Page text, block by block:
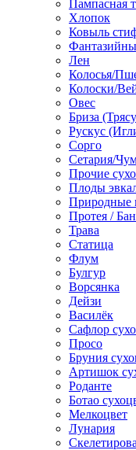
Пампасная
Хлопок
Ковыль
Лен
Колосья/
Колоски/
Овес
Бриза
Рускус
Сорго
Сетария/
Прочие
Плоды
Природные
Протея /
Трава
Статица
Флум
Булгур
Ворсянка
Дейзи
Василёк
Сафлор
Просо
Бруния
Артишок
Роданте
Ботао
Мелкоцвет
Лунария